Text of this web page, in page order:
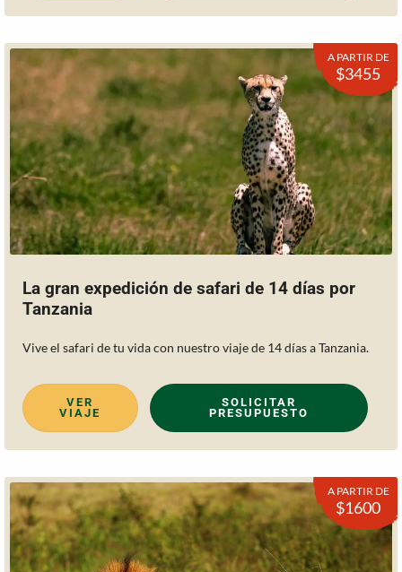
A PARTIR DE
$3455
La gran expedición de safari de 14 días por
Tanzania
Vive el safari de tu vida con nuestro viaje de 14 días a Tanzania.
VER
VIAJE
SOLICITAR
PRESUPUESTO
A PARTIR DE
$1600